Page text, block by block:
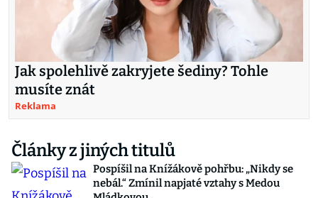
Jak spolehlivě zakryjete šediny? Tohle
musíte znát
Reklama
Články z jiných titulů
Pospíšil na Knížákově pohřbu: „Nikdy se
nebál.“ Zmínil napjaté vztahy s Medou